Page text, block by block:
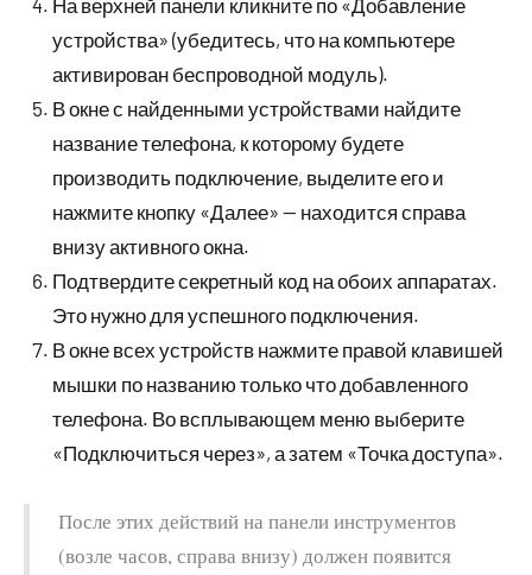
На верхней панели кликните по «Добавление
устройства» (убедитесь, что на компьютере
активирован беспроводной модуль).
В окне с найденными устройствами найдите
название телефона, к которому будете
производить подключение, выделите его и
нажмите кнопку «Далее» — находится справа
внизу активного окна.
Подтвердите секретный код на обоих аппаратах.
Это нужно для успешного подключения.
В окне всех устройств нажмите правой клавишей
мышки по названию только что добавленного
телефона. Во всплывающем меню выберите
«Подключиться через», а затем «Точка доступа».
После этих действий на панели инструментов
(возле часов, справа внизу) должен появится